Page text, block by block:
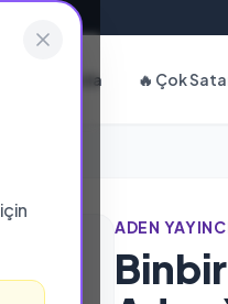
için
Hakkımızda 🔥 Çok
ADEN